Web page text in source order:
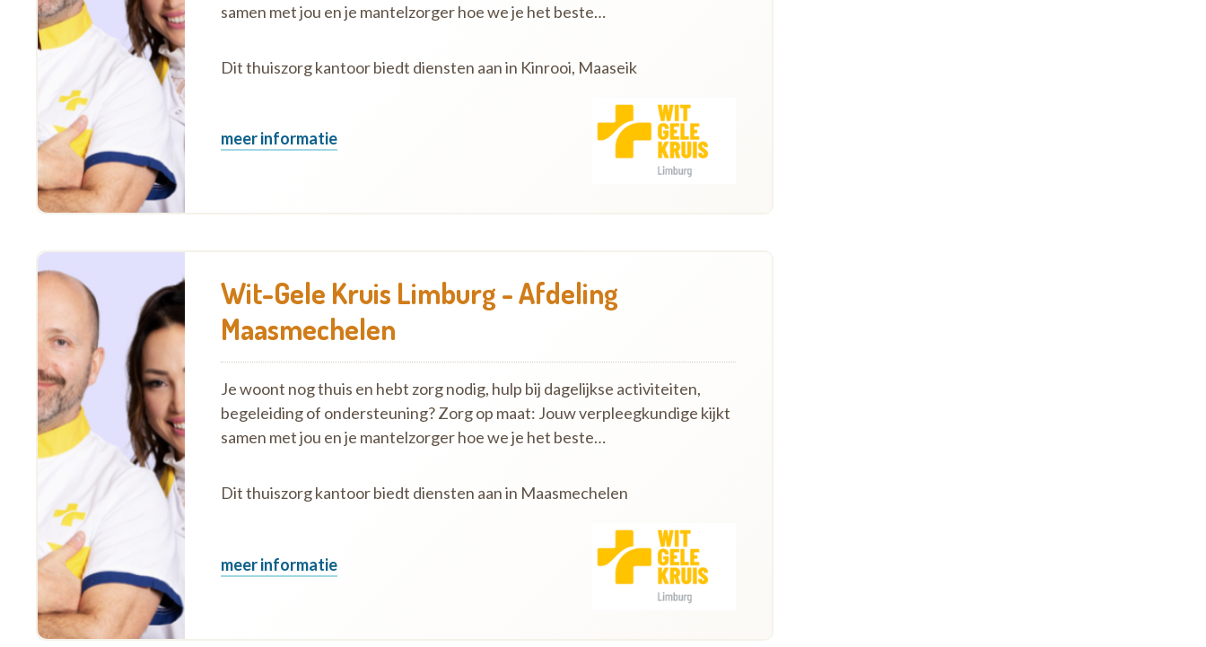
samen met jou en je mantelzorger hoe we je het beste…
Dit thuiszorg kantoor biedt diensten aan in Kinrooi, Maaseik
meer informatie
Wit-Gele Kruis Limburg - Afdeling
Maasmechelen
Je woont nog thuis en hebt zorg nodig, hulp bij dagelijkse activiteiten,
begeleiding of ondersteuning? Zorg op maat: Jouw verpleegkundige kijkt
samen met jou en je mantelzorger hoe we je het beste…
Dit thuiszorg kantoor biedt diensten aan in Maasmechelen
meer informatie